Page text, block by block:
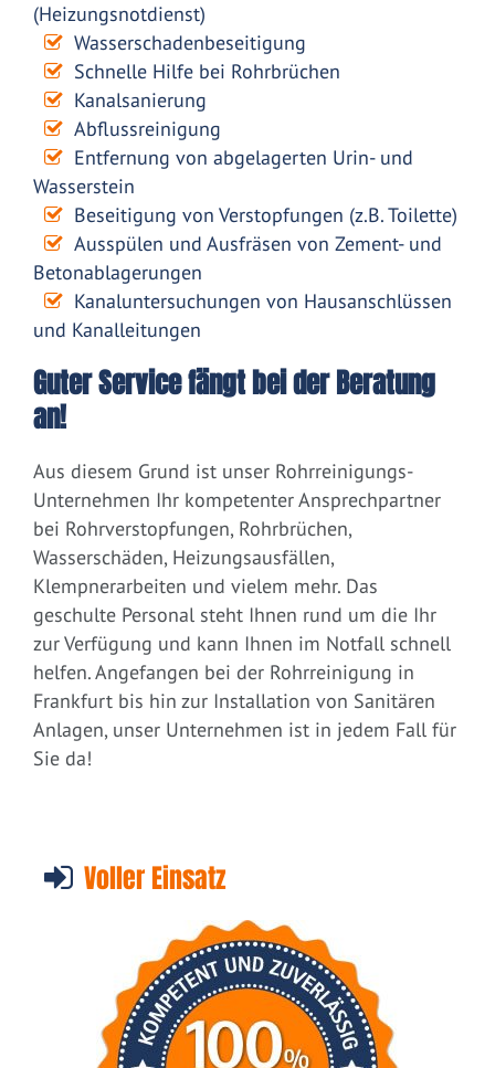
(Heizungsnotdienst)
Wasserschadenbeseitigung
Schnelle Hilfe bei Rohrbrüchen
Kanalsanierung
Abflussreinigung
Entfernung von abgelagerten Urin- und
Wasserstein
Beseitigung von Verstopfungen (z.B. Toilette)
Ausspülen und Ausfräsen von Zement- und
Betonablagerungen
Kanaluntersuchungen von Hausanschlüssen
und Kanalleitungen
Guter Service fängt bei der Beratung
an!
Aus diesem Grund ist unser Rohrreinigungs-
Unternehmen Ihr kompetenter Ansprechpartner
bei Rohrverstopfungen, Rohrbrüchen,
Wasserschäden, Heizungsausfällen,
Klempnerarbeiten und vielem mehr. Das
geschulte Personal steht Ihnen rund um die Ihr
zur Verfügung und kann Ihnen im Notfall schnell
helfen. Angefangen bei der Rohrreinigung in
Frankfurt bis hin zur Installation von Sanitären
Anlagen, unser Unternehmen ist in jedem Fall für
Sie da!
Voller Einsatz